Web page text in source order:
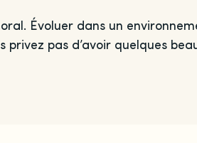
Évoluer dans un
pas d’avoir quelques